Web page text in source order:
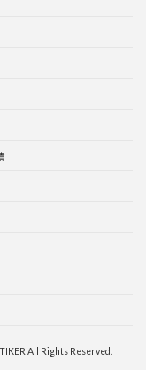
All Rights Reserved.